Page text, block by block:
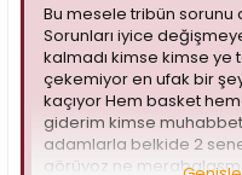
Bu mesele tribün sorunu
Sorunları iyice
kalmadı kimse kimse
çekemiyor en ufak bir
kaçıyor Hem basket
giderim kimse
adamlarla belkide 2
görüyoz ne